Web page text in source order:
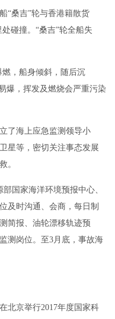
“桑吉”轮与香港籍散货
碰撞。“桑吉”轮全船失
燃，船身倾斜，随后沉
爆，挥发及燃烧会严重污染
了海上应急监测领导小
星等，密切关注事态发展
。
国家海洋环境预报中心、
及时沟通、会商，每日制
简报、油轮漂移轨迹预
测岗位。至3月底，事故海
北京举行2017年度国家科